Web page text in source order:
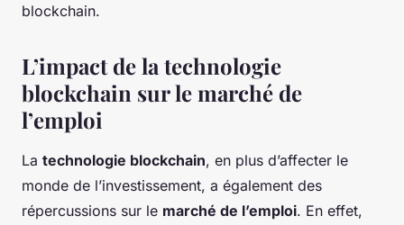
blockchain.
L’impact de la technologie
blockchain sur le marché de
l’emploi
La technologie blockchain, en plus d’affecter le
monde de l’investissement, a également des
répercussions sur le marché de l’emploi. En effet,